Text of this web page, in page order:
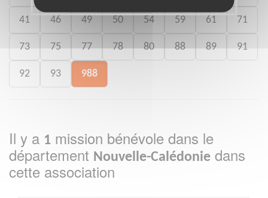
41 46 49 50 54 59 61 71
73 75 77 78 80 88 89 91
92 93 988
Il y a 1 mission bénévole dans le
département Nouvelle-Calédonie dans
cette association